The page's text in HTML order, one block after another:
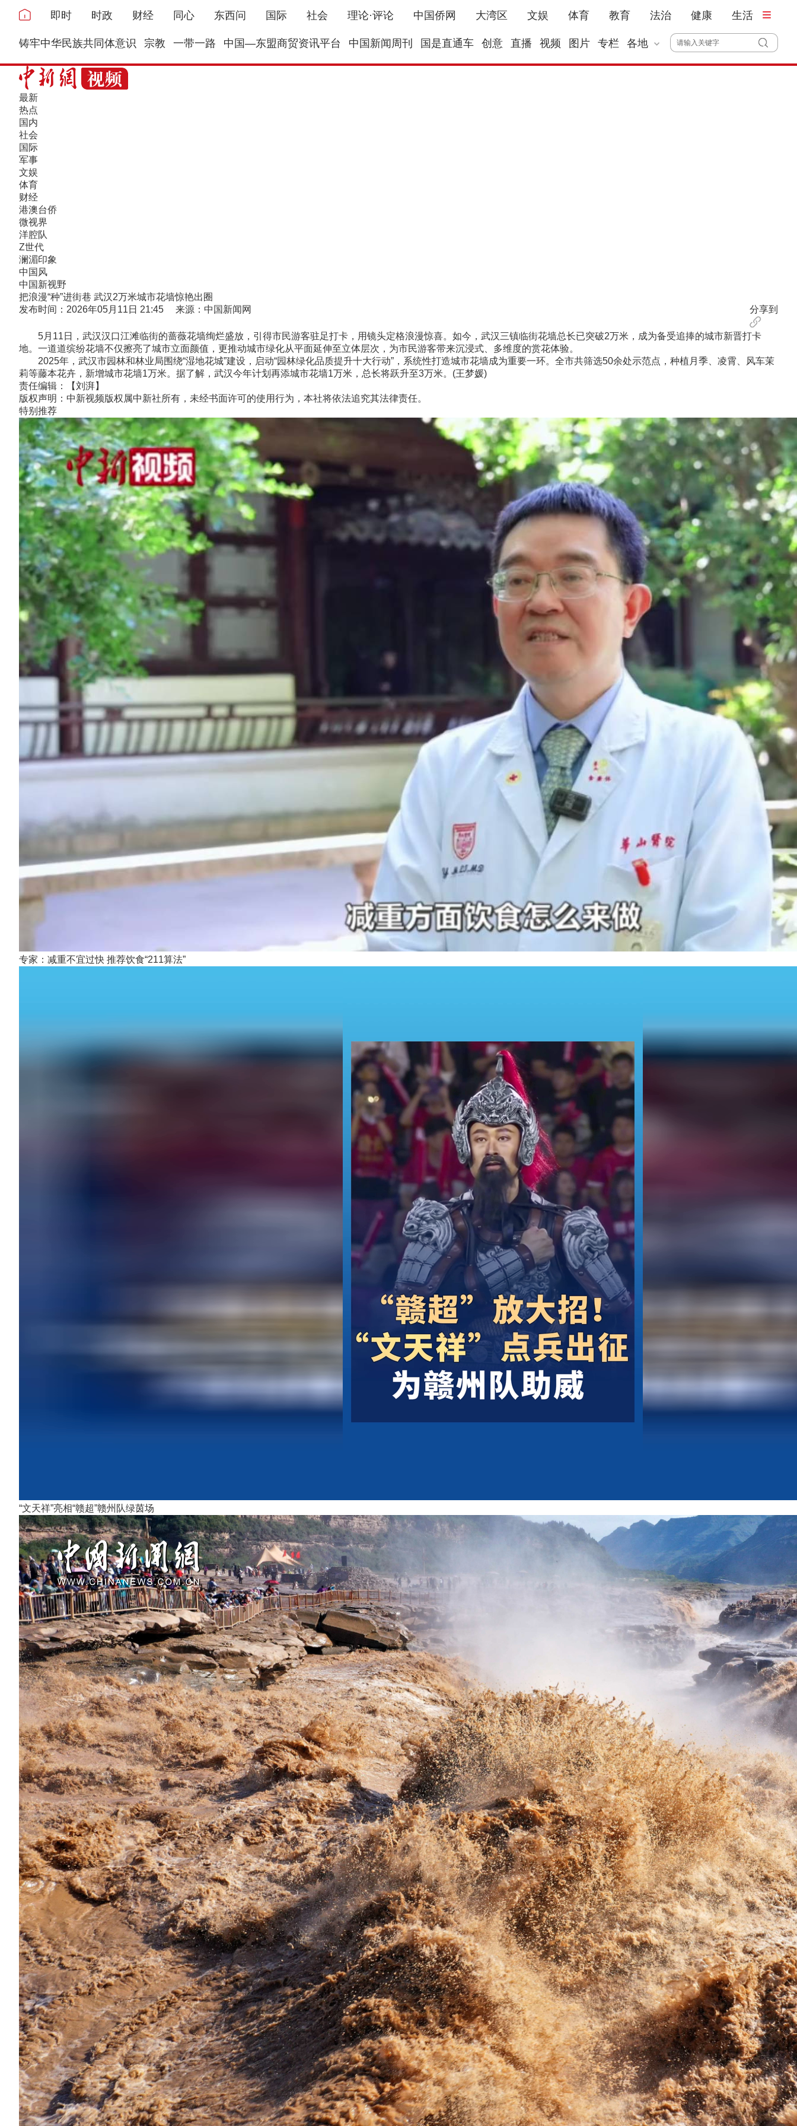
即时 时政 财经 同心 东西问 国际 社会 理论·评论 中国侨网 大湾区 文娱 体育 教育 法治 健康 生活
铸牢中华民族共同体意识 宗教 一带一路 中国—东盟商贸资讯平台 中国新闻周刊 国是直通车 创意 直播 视频 图片 专栏 各地
最新
热点
国内
社会
国际
军事
文娱
体育
财经
港澳台侨
微视界
洋腔队
Z世代
澜湄印象
中国风
中国新视野
把浪漫“种”进街巷 武汉2万米城市花墙惊艳出圈
发布时间：2026年05月11日 21:45 来源：中国新闻网
分享到
5月11日，武汉汉口江滩临街的蔷薇花墙绚烂盛放，引得市民游客驻足打卡，用镜头定格浪漫惊喜。如今，武汉三镇临街花墙总长已突破2万米，成为备受追捧的城市新晋打卡
地。一道道缤纷花墙不仅擦亮了城市立面颜值，更推动城市绿化从平面延伸至立体层次，为市民游客带来沉浸式、多维度的赏花体验。
2025年，武汉市园林和林业局围绕“湿地花城”建设，启动“园林绿化品质提升十大行动”，系统性打造城市花墙成为重要一环。全市共筛选50余处示范点，种植月季、凌霄、风车茉
莉等藤本花卉，新增城市花墙1万米。据了解，武汉今年计划再添城市花墙1万米，总长将跃升至3万米。(王梦媛)
责任编辑：【刘湃】
版权声明：中新视频版权属中新社所有，未经书面许可的使用行为，本社将依法追究其法律责任。
特别推荐
专家：减重不宜过快 推荐饮食“211算法”
“文天祥”亮相“赣超”赣州队绿茵场